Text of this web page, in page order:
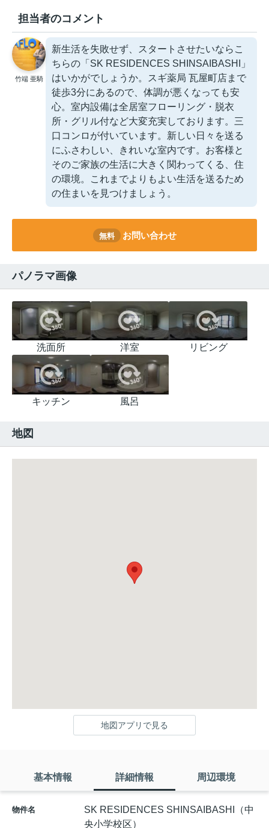
担当者のコメント
竹端 亜騎
新生活を失敗せず、スタートさせたいならこ
ちらの「SK RESIDENCES SHINSAIBASHI」
はいかがでしょうか。スギ薬局 瓦屋町店まで
徒歩3分にあるので、体調が悪くなっても安
心。室内設備は全居室フローリング・脱衣
所・グリル付など大変充実しております。三
口コンロが付いています。新しい日々を送る
にふさわしい、きれいな室内です。お客様と
そのご家族の生活に大きく関わってくる、住
の環境。これまでよりもよい生活を送るため
の住まいを見つけましょう。
無料 お問い合わせ
パノラマ画像
洗面所 洋室 リビング
キッチン 風呂
地図
地図アプリで見る
基本情報 詳細情報 周辺環境
物件名
SK RESIDENCES SHINSAIBASHI（中
央小学校区）